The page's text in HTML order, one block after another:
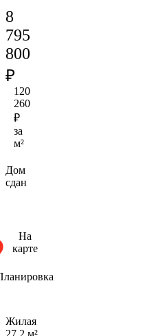
8
795
800
₽
120
260
₽
за
м²
Дом
сдан
На
карте
Жилая
27.2 м²